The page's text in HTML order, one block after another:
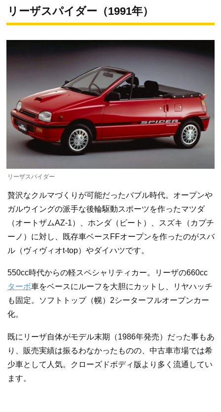
リーザスパイダー（1991年）
リーザスパイダー
贅沢なクルマづくりが可能だったバブル時代。オープンや
ガルウイングの派手な後輪駆動スポーツを作ったマツダ
（オートザムAZ-1）、ホンダ（ビート）、スズキ（カプチ
ーノ）に対し、既存車ベースFFオープンを作ったのがスバ
ル（ヴィヴィオt-top）やダイハツです。
550cc時代からの軽スペシャリティカー。リーザの660cc
ターボ車をベースにルーフを大胆にカットし、リヤハッチ
も固定。ソフトトップ（幌）2シーターフルオープンカー
化。
既にリーザ自体がモデル末期（1986年発売）だった事もあ
り、販売実績は振るわなかったものの、中古車市場では希
少車として人気。クローズドボディ版より多く流通してい
ます。